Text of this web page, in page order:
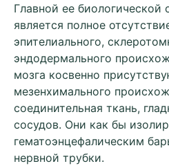
Главной ее биологической
является полное
эпителиального,
эндодермального
мозга косвенно
мезенхимального
соединительная ткань,
сосудов. Они как бы
гематоэнцефалическим
нервной трубки.